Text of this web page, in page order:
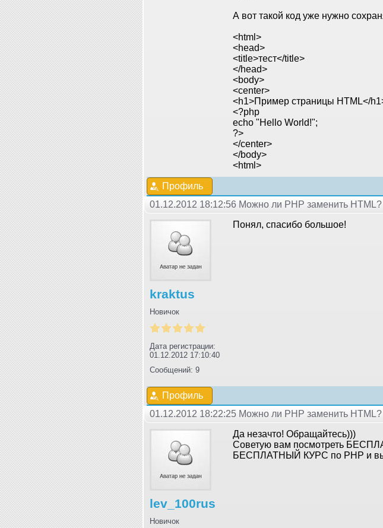
А вот такой код уже нужно
<html>
<head>
<title>тест</title>
</head>
<body>
<center>
<h1>Пример страницы HTML</
<?php
echo "Hello World!";
?>
</center>
</body>
<html>
Профиль
01.12.2012 18:12:56 Можно ли PHP заменить HTML?
kraktus
Новичок
Дата регистрации:
01.12.2012 17:10:40
Сообщений: 9
Понял, спасибо большое!
Профиль
01.12.2012 18:22:25 Можно ли PHP заменить HTML?
lev_100rus
Новичок
Да незачто! Обращайтесь)))
Советую вам посмотреть
БЕСПЛАТНЫЙ КУРС по PHP и вы